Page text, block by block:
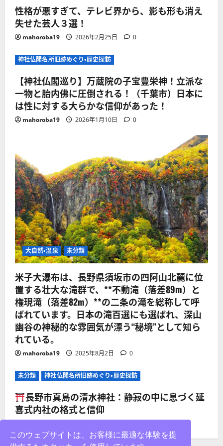
性格が悪すぎて、テレビ界から、影も形も消え
失せた芸人３選！
mahoroba19 2026年2月25日 0
神社仏閣名所旧跡めぐり・歴史探訪
【神社仏閣巡り】万蔵院の子宝豊栄神！立派な
一物と胎内佛に圧倒される！（千葉市）日本に
は性に対する大らかな信仰があった！
mahoroba19 2026年1月10日 0
大自然・温泉 未分類
米子大瀑布は、長野県須坂市の四阿山北麓に位
置する壮大な滝群で、**不動滝（落差89m）と
権現滝（落差82m）**の二条の滝を総称して呼
ばれています。日本の滝百選にも選ばれ、深山
幽谷の神秘的な雰囲気が漂う“秘境”として知ら
れている。
mahoroba19 2025年8月2日 0
未分類 神社仏閣名所旧跡めぐり・歴史探訪
長野市真島の清水神社：静寂の中に息づく延
喜式内社の格式と信仰
このウェブサイトは、お客様に最適な体験を提